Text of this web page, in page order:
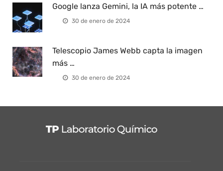
Google lanza Gemini, la IA más potente …
30 de enero de 2024
Telescopio James Webb capta la imagen
más …
30 de enero de 2024